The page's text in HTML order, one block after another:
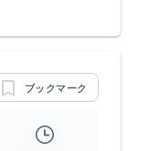
ブックマーク